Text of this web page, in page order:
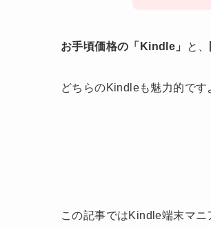
お手頃価格の「Kindle」 と、
どちらのKindleも魅力的です
この記事ではKindle端末マ